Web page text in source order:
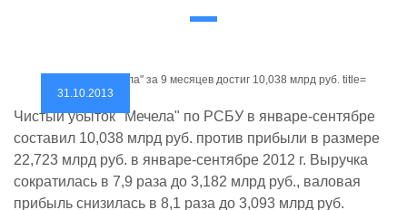
31.10.2013
Чистый убыток "Мечела" по РСБУ в январе-сентябре
составил 10,038 млрд руб. против прибыли в размере
22,723 млрд руб. в январе-сентябре 2012 г. Выручка
сократилась в 7,9 раза до 3,182 млрд руб., валовая
прибыль снизилась в 8,1 раза до 3,093 млрд руб.